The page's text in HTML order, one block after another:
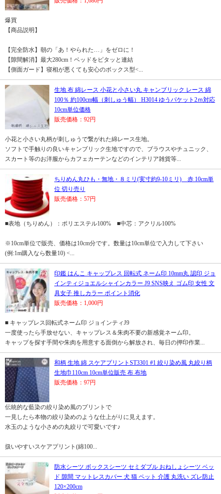
爆買
【商品説明】
【完全防水】朝の「あ！やられた…」をゼロに！
【隙間解消】最大280cm！ベッドをピタッと連結
【側面ガード】寝相が悪くても安心のボックス型<...
生地 布 綿レース 小花と小さい丸 キャンブリック レース 綿
100％ 約100cm幅（刺しゅう幅） H3014 ゆうパケット2ｍ対応
10cm単位価格
販売価格：92円
小花と小さい丸柄が刺しゅうで繋がれた綿レース生地。
ソフトで手触りの良いキャンブリック生地ですので、ブラウスやチュニック、
スカート等のお洋服からカフェカーテンなどのインテリア雑貨等...
ちりめん丸ひも・無地・８ミリ(実寸約9-10ミリ) 赤 10cm単
位 切り売り
販売価格：57円
■表地（ちりめん）：ポリエステル100% ■中芯：アクリル100%
※10cm単位で販売、価格は10cm分です。数量は10cm単位で入力して下さい
(例:1m購入なら数量10) <...
印鑑 はんこ キャップレス 回転式 ネーム印 10mm丸 認印 ジョ
インティジョエルシャインカラー J9 SNS映え ゴム印 女性 文
具女子 推しカラー ポイント消化
販売価格：1,000円
■ キャップレス回転式ネーム印 ジョインティJ9
一度使ったら手放せない、キャップレス＆朱肉不要の新感覚ネーム印。
キャップを探す手間や朱肉を用意する面倒から解放され、毎日の押印作業...
和柄 生地 綿 スケアプリントST3301 #1 絞り染め風 丸絞り柄
生地巾110cm 10cm単位販売 布 布地
販売価格：97円
伝統的な藍染の絞り染め風のプリントで
一見したら本物の絞り染めのような仕上がりに見えます。
水玉のような小さめの丸絞りで可愛いです♪
扱いやすいスケアプリント(綿100...
防水シーツ ボックスシーツ セミダブル おねしょシーツ ベッ
ド 隙間 マットレスカバー 犬 猫 ペット 介護 丸洗い ズレ防止
120×200cm